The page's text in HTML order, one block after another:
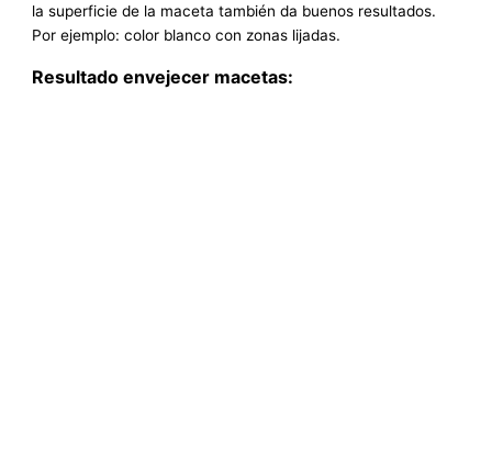
la superficie de la maceta también da buenos resultados.
Por ejemplo: color blanco con zonas lijadas.
Resultado envejecer macetas: